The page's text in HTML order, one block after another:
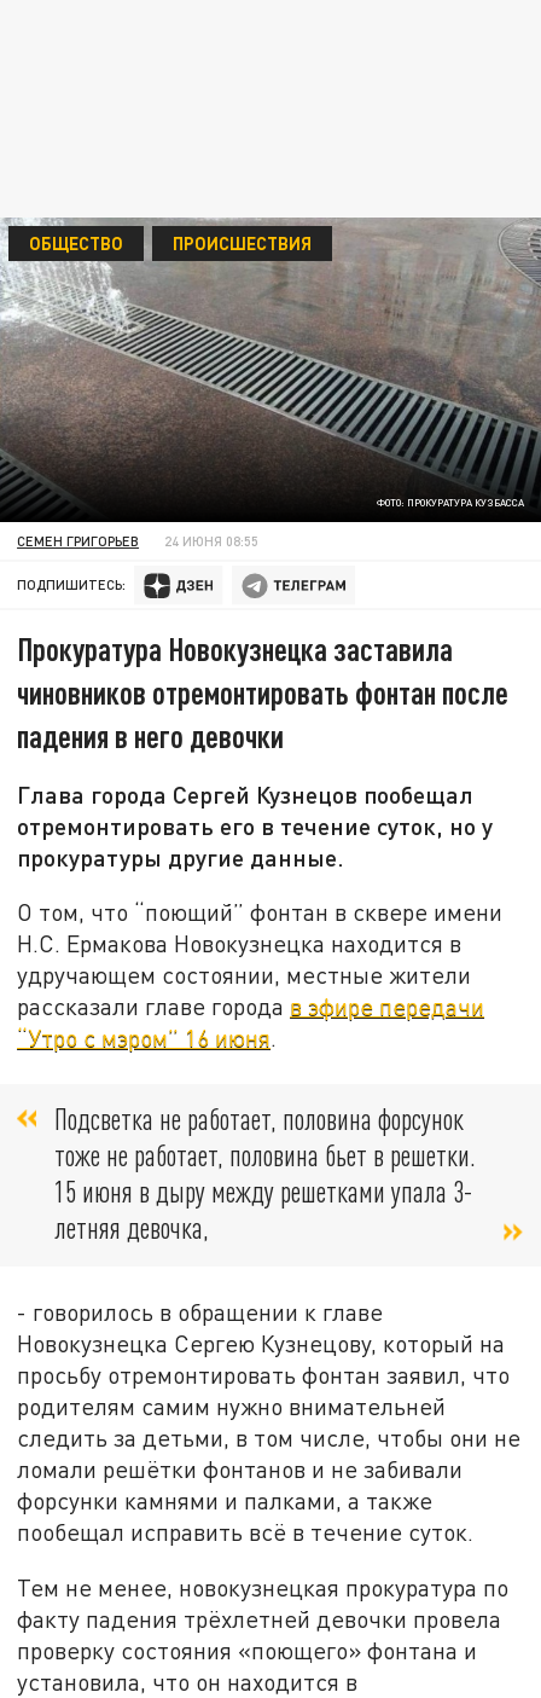
ФОТО: ПРОКУРАТУРА КУЗБАССА
ОБЩЕСТВО ПРОИСШЕСТВИЯ
СЕМЕН ГРИГОРЬЕВ 24 ИЮНЯ 08:55
ПОДПИШИТЕСЬ:
Прокуратура Новокузнецка заставила
чиновников отремонтировать фонтан после
падения в него девочки
Глава города Сергей Кузнецов пообещал
отремонтировать его в течение суток, но у
прокуратуры другие данные.
О том, что “поющий” фонтан в сквере имени
Н.С. Ермакова Новокузнецка находится в
удручающем состоянии, местные жители
рассказали главе города в эфире передачи
“Утро с мэром” 16 июня.
Подсветка не работает, половина форсунок
тоже не работает, половина бьет в решетки.
15 июня в дыру между решетками упала 3-
летняя девочка,
- говорилось в обращении к главе
Новокузнецка Сергею Кузнецову, который на
просьбу отремонтировать фонтан заявил, что
родителям самим нужно внимательней
следить за детьми, в том числе, чтобы они не
ломали решётки фонтанов и не забивали
форсунки камнями и палками, а также
пообещал исправить всё в течение суток.
Тем не менее, новокузнецкая прокуратура по
факту падения трёхлетней девочки провела
проверку состояния «поющего» фонтана и
установила, что он находится в